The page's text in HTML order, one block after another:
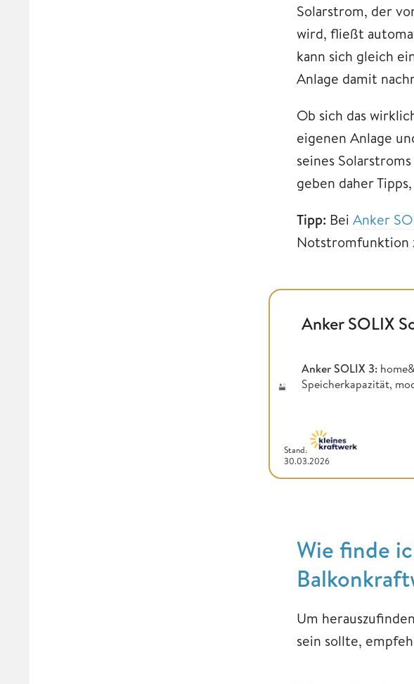
Solarstrom, der
wird, fließt
kann sich gleich
Anlage damit
Ob sich das
eigenen Anlage
seines
geben daher
Tipp: Bei Anker
Notstromfunktion
Stand:
30.03.2026
Anker SOLIX
Anker SOLIX 3:
Speicherkapazität,
Wie finde
Um
sein sollte,